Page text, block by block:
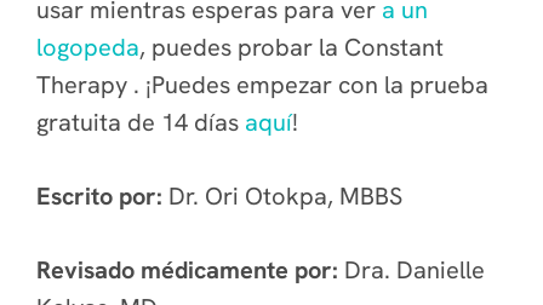
usar mientras esperas para ver a un
logopeda, puedes probar la Constant
Therapy . ¡Puedes empezar con la prueba
gratuita de 14 días aquí!
Escrito por: Dr. Ori Otokpa, MBBS
Revisado médicamente por: Dra. Danielle